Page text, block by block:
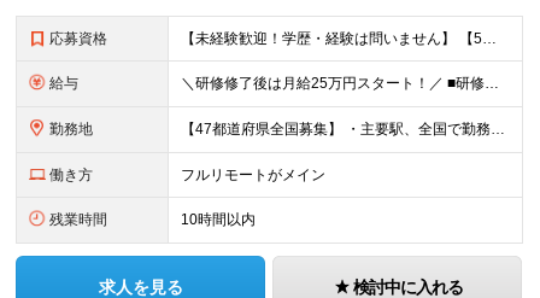
応募資格 【未経験歓迎！学歴・経験は問いません】 【5名以上の積極採用を予定！】 事業拡大中につき、 これからイラストレーターを目指したい方を積極採用中です！ 「イラストを仕事にしてみたい」 「好きなことを
給与 ＼研修修了後は月給25万円スタート！／ ■研修修了後 月給25万円＋賞与＋インセンティブ賞与 ※残業代は別途支給 ▽研修期間▽ 【未経験者】 ▶ 月給20万円～ 【固定残業代について】
勤務地 【47都道府県全国募集】 ・主要駅、全国で勤務可能！ ・どこに住んでいても応募可能！ 【東京本社】 東京都品川区東品川5-9-2 ≪リモート研修♪⾯接も基本的にオンラインで実施します≫ －主要駅
働き方 フルリモートがメイン
残業時間 10時間以内
求人を見る 検討中に入れる